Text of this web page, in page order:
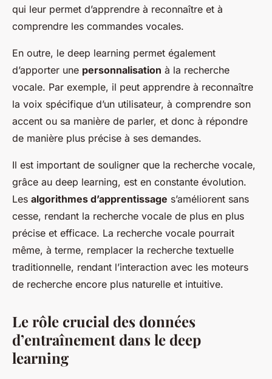
qui leur permet d’apprendre à reconnaître et à
comprendre les commandes vocales.
En outre, le deep learning permet également
d’apporter une personnalisation à la recherche
vocale. Par exemple, il peut apprendre à reconnaître
la voix spécifique d’un utilisateur, à comprendre son
accent ou sa manière de parler, et donc à répondre
de manière plus précise à ses demandes.
Il est important de souligner que la recherche vocale,
grâce au deep learning, est en constante évolution.
Les algorithmes d’apprentissage s’améliorent sans
cesse, rendant la recherche vocale de plus en plus
précise et efficace. La recherche vocale pourrait
même, à terme, remplacer la recherche textuelle
traditionnelle, rendant l’interaction avec les moteurs
de recherche encore plus naturelle et intuitive.
Le rôle crucial des données
d’entraînement dans le deep
learning